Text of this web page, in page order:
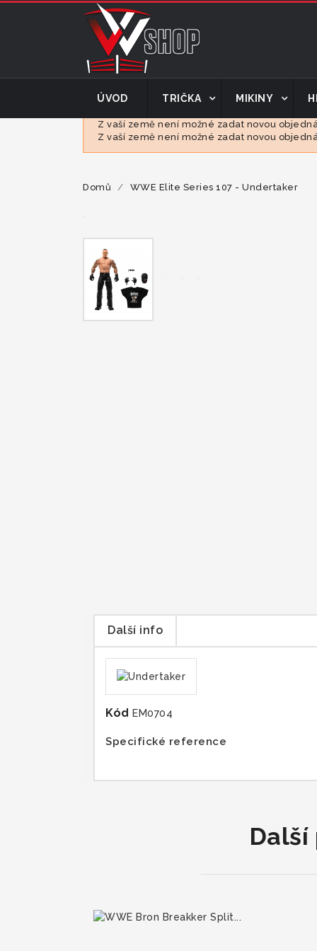
ÚVOD TRIČKA MIKINY
Z vaší země není možné zadat novou
Z vaší země není možné zadat novou
Domů WWE Elite Series 107 - Undertaker
Další info
Kód EM0704
Specifické reference